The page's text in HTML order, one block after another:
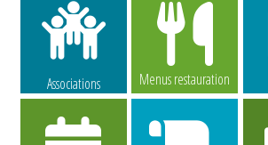
Associations Menus restauration